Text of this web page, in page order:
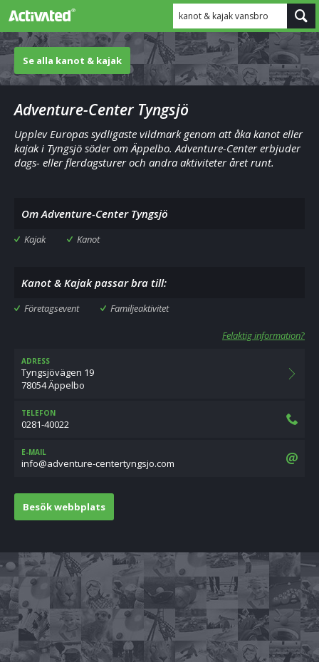
kanot & kajak vansbro
Se alla kanot & kajak
Adventure-Center Tyngsjö
Upplev Europas sydligaste vildmark genom att åka kanot eller
kajak i Tyngsjö söder om Äppelbo. Adventure-Center erbjuder
dags- eller flerdagsturer och andra aktiviteter året runt.
Om Adventure-Center Tyngsjö
Kajak Kanot
Kanot & Kajak passar bra till:
Företagsevent Familjeaktivitet
Felaktig information?
ADRESS
Tyngsjövägen 19
78054 Äppelbo
TELEFON
0281-40022
E-MAIL
moc.ojsgnytretnec-erutnevda@ofni
Besök webbplats